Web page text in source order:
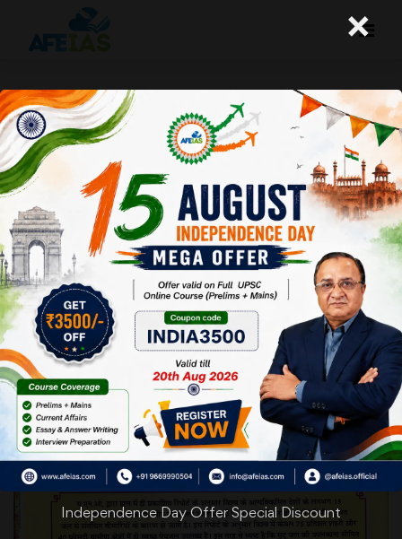
कुरुक्षेत्र मई 2015 : भारत में पेयजल : प्रदूषण
और संरक्षण
Afeias 23 May 2015
To DownloadClick Here.
×
Independence Day Offer Special Discount